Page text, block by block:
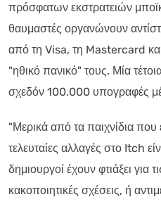
πρόσφατων εκστρατειών
θαυμαστές οργανώνουν
από τη Visa, τη Mastercard
"ηθικό πανικό" τους. Μία
σχεδόν 100.000 υπογραφές
"Μερικά από τα παιχνίδια που
τελευταίες αλλαγές στο Itch
δημιουργοί έχουν φτιάξει για
κακοποιητικές σχέσεις, ή